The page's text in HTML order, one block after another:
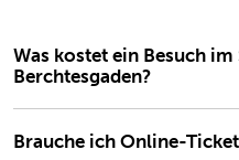
Was kostet ein Besuch
Berchtesgaden?
Brauche ich Online-